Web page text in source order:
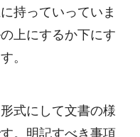
持っていっていま
上にするか下にす
。
式にして文書の様
。明記すべき事項